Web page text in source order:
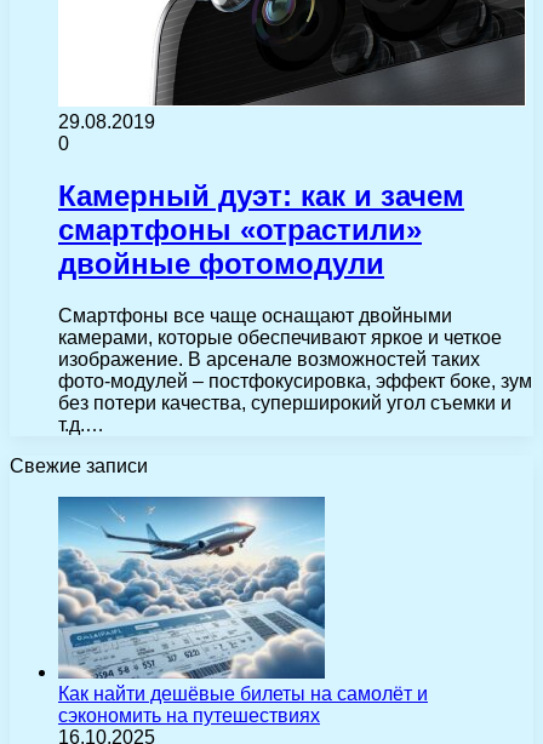
29.08.2019
0
Камерный дуэт: как и зачем
смартфоны «отрастили»
двойные фотомодули
Смартфоны все чаще оснащают двойными
камерами, которые обеспечивают яркое и четкое
изображение. В арсенале возможностей таких
фото-модулей – постфокусировка, эффект боке, зум
без потери качества, суперширокий угол съемки и
т.д.…
Свежие записи
Как найти дешёвые билеты на самолёт и
сэкономить на путешествиях
16.10.2025